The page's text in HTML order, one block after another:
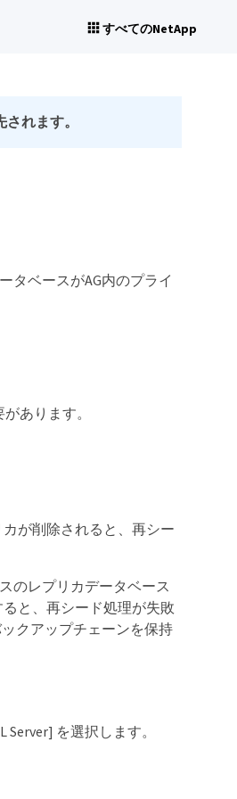
すべてのNetApp
れます。
タベースがAG内のプライ
あります。
が削除されると、再シー
のレプリカデータベース
と、再シード処理が失敗
クアップチェーンを保持
Server] を選択します。